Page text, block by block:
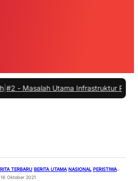
Utama Infrastruktur Pengisian
TERBARU BERITA UTAMA NASIONAL PERISTIWA•
16 Oktober 2021